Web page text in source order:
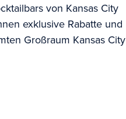
von Kansas City
exklusive Rabatte und
Großraum Kansas City